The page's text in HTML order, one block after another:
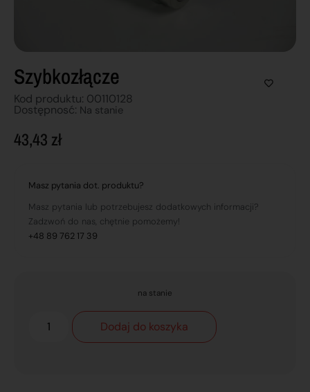
Szybkozłącze
Kod produktu: 00110128
Dostępnosć: Na stanie
43,43 zł
Masz pytania dot. produktu?
Masz pytania lub potrzebujesz dodatkowych informacji?
Zadzwoń do nas, chętnie pomożemy!
+48 89 762 17 39
na stanie
Dodaj do koszyka